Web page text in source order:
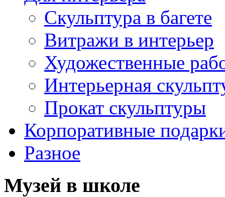
Скульптура в багете
Витражи в интерьер
Художественные
Интерьерная
Прокат скульптуры
Корпоративные
Разное
Музей в школе